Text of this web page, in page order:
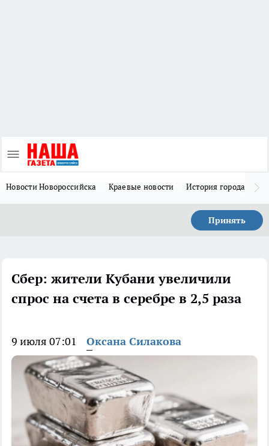
Новости Новороссийска Краевые новости История города Н
Принять
Сбер: жители Кубани увеличили
спрос на счета в серебре в 2,5 раза
9 июля 07:01 Оксана Силакова